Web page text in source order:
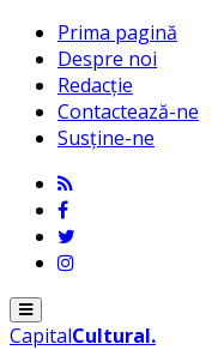
Prima pagină
Despre noi
Redacție
Contactează-ne
Susține-ne
Menu
CapitalCultural.